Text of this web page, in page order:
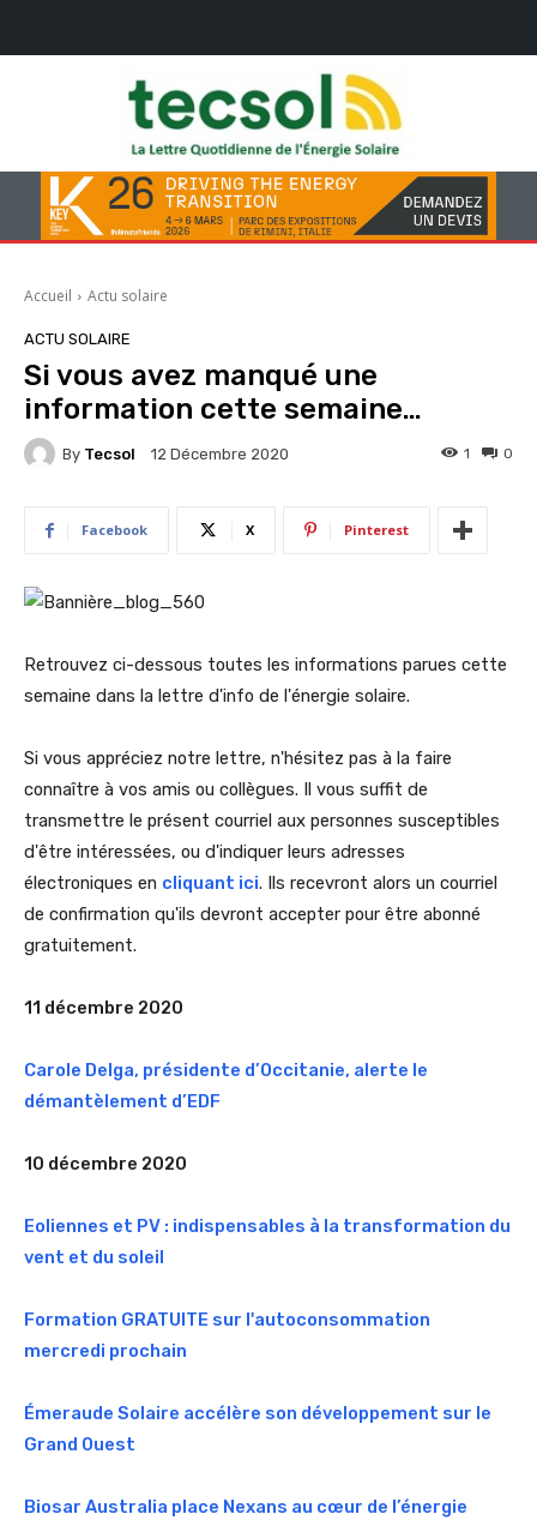
Accueil Actu solaire
ACTU SOLAIRE
Si vous avez manqué une
information cette semaine…
By Tecsol 12 Décembre 2020 0
1
Facebook X Pinterest
Retrouvez ci-dessous toutes les informations parues cette
semaine dans la lettre d'info de l'énergie solaire.
Si vous appréciez notre lettre, n'hésitez pas à la faire
connaître à vos amis ou collègues. Il vous suffit de
transmettre le présent courriel aux personnes susceptibles
d'être intéressées, ou d'indiquer leurs adresses
électroniques en cliquant ici. Ils recevront alors un courriel
de confirmation qu'ils devront accepter pour être abonné
gratuitement.
11 décembre 2020
Carole Delga, présidente d’Occitanie, alerte le
démantèlement d’EDF
10 décembre 2020
Eoliennes et PV : indispensables à la transformation du
vent et du soleil
Formation GRATUITE sur l'autoconsommation
mercredi prochain
Émeraude Solaire accélère son développement sur le
Grand Ouest
Biosar Australia place Nexans au cœur de l’énergie